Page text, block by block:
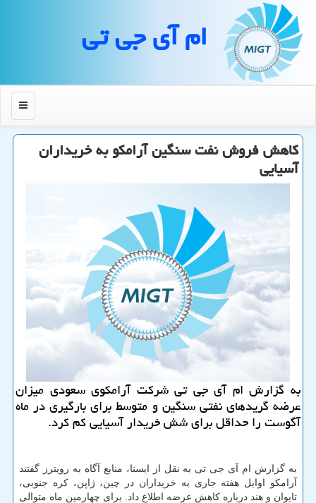
ام آی جی تی
منو
كاهش فروش نفت سنگین آرامكو به خریداران
آسیایی
به گزارش ام آی جی تی شركت آرامكوی سعودی میزان
عرضه گریدهای نفتی سنگین و متوسط برای بارگیری در ماه
آگوست را حداقل برای شش خریدار آسیایی كم كرد.
به گزارش ام آی جی تی به نقل از ایسنا، منابع آگاه به رویترز گفتند
آرامکو اوایل هفته جاری به خریداران در چین، ژاپن، کره جنوبی،
تایوان و هند درباره کاهش عرضه اطلاع داد. برای چهارمین ماه متوالی